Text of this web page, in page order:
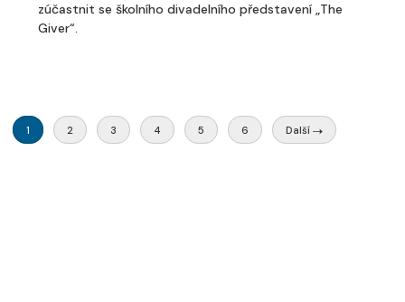
zúčastnit se školního divadelního představení „The
Giver“.
1 2 3 4 5 6 Další